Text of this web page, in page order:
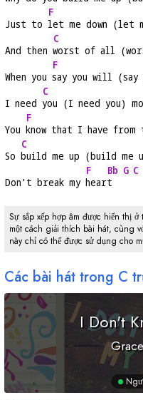
Just to
F
let me down (let
And then
C
worst of all
When you
F
say you will
I need
C
you (I need you)
You
F
know that I have from
So
C
build me up (build me
Don't break my
F
hear
Bb
t
G C
Sự sắp xếp hợp âm được hiển thị
một cách giải thích bài hát, cùng
này chỉ có thể được sử dụng cho
Các bài hát trong C
I Don't